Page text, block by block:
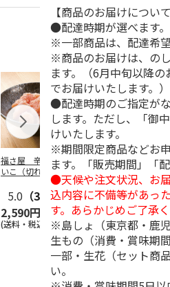
福さ屋 辛子めんた
いこ（切れバラ子）
5.0 （3）
2,590円
(送料・税込)
＜お中元＞辛子明太
子
2,480円
(送料・税込)
【商品のお届けについて
●配達時期が選べます
※一部商品は、配達希
※商品のお届けは、の
ます。（6月中旬以降
でお届けいたします。）
●配達時期のご指定が
します。ただし、「御
けいたします。
※期間限定商品などお
ます。「販売期間」「
●天候や注文状況、お
込内容に不備等があっ
す。あらかじめご了承く
※島しょ（東京都・鹿
生もの（消費・賞味期
一部・生花（セット商
い。